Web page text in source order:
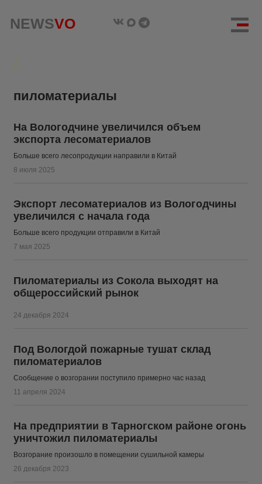
NEWSVO
NEWSVO
пиломатериалы
На Вологодчине увеличился объем
экспорта лесоматериалов
Больше всего лесопродукции направили в Китай
8 июля 2025
Экспорт лесоматериалов из Вологодчины
увеличился с начала года
Больше всего продукции отправили в Китай
7 мая 2025
Пиломатериалы из Сокола выходят на
общероссийский рынок
24 декабря 2024
Под Вологдой пожарные тушат склад
пиломатериалов
Сообщение о возгорании поступило примерно час назад
11 апреля 2024
На предприятии в Тарногском районе огонь
уничтожил пиломатериалы
Возгорание произошло в помещении сушильной камеры
26 декабря 2023